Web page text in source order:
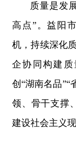
质量是发
高点”。益阳
机，持续深化
企协同构建
创“湖南名品”“
领、骨干支撑
建设社会主义